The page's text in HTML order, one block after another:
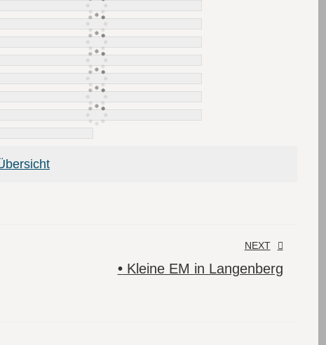
NEXT
•Kleine EM in Langenberg